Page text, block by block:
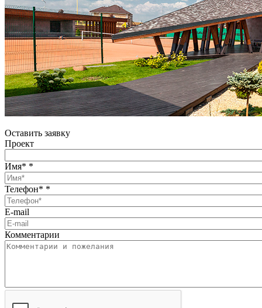
Оставить заявку
Проект
Имя* *
Телефон* *
E-mail
Комментарии